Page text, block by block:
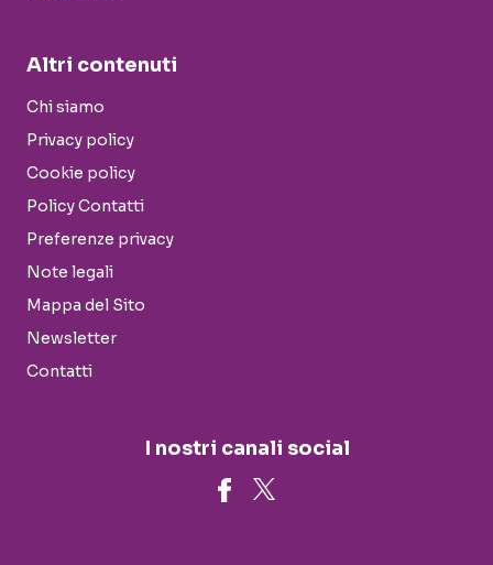
Altri contenuti
Chi siamo
Privacy policy
Cookie policy
Policy Contatti
Preferenze privacy
Note legali
Mappa del Sito
Newsletter
Contatti
I nostri canali social